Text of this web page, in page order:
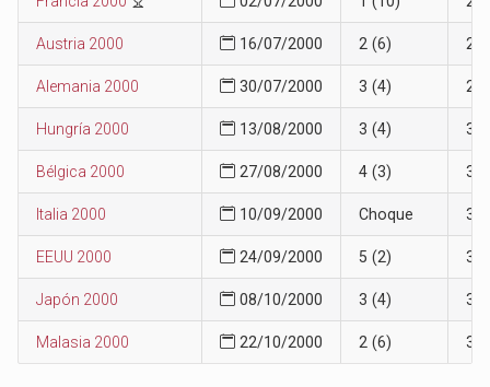
Austria 2000 16/07/2000 2 (6) 2
Alemania 2000 30/07/2000 3 (4) 2
Hungría 2000 13/08/2000 3 (4) 3
Bélgica 2000 27/08/2000 4 (3) 3
Italia 2000 10/09/2000 Choque 3
EEUU 2000 24/09/2000 5 (2) 3
Japón 2000 08/10/2000 3 (4) 3
Malasia 2000 22/10/2000 2 (6) 3